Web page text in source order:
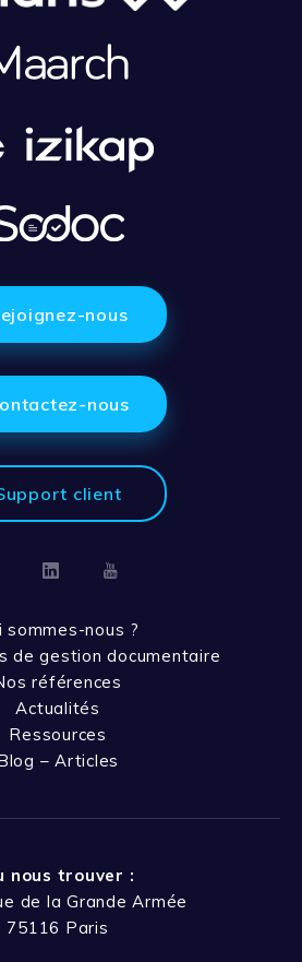
nous
nous
client
LinkedinYoutube
sommes-nous ?
de gestion documentaire
références
Actualités
Ressources
– Articles
nous trouver :
de la Grande Armée
75116 Paris